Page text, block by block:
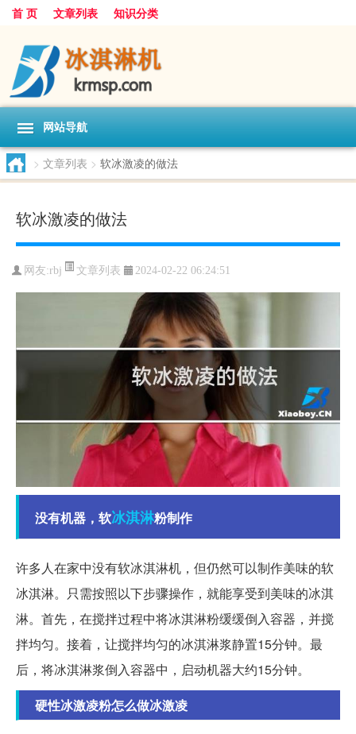
首 页 文章列表 知识分类
网站导航
> 文章列表 > 软冰激凌的做法
软冰激凌的做法
网友:rbj 文章列表 2024-02-22 06:24:51
没有机器，软冰淇淋粉制作
许多人在家中没有软冰淇淋机，但仍然可以制作美味的软
冰淇淋。只需按照以下步骤操作，就能享受到美味的冰淇
淋。首先，在搅拌过程中将冰淇淋粉缓缓倒入容器，并搅
拌均匀。接着，让搅拌均匀的冰淇淋浆静置15分钟。最
后，将冰淇淋浆倒入容器中，启动机器大约15分钟。
硬性冰激凌粉怎么做冰激凌